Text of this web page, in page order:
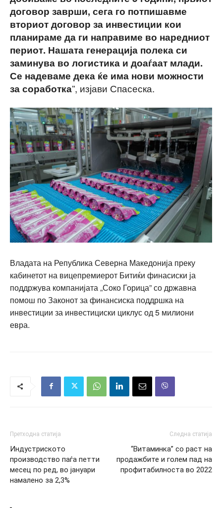
договор заврши, сега го потпишавме
вториот договор за инвестиции кои
планираме да ги направиме во наредниот
периот. Нашата генерација полека си
заминува во логистика и доаѓаат млади.
Се надеваме дека ќе има нови можности
за соработка”, изјави Спасеска.
Владата на Република Северна Македонија преку
кабинетот на вицепремиерот Битиќи финасиски ја
поддржува компанијата „Соко Горица” со државна
помош по Законот за финансиска поддршка на
инвестиции за инвестициски циклус од 5 милиони
евра.
Претходна статија
Индустриското
производство паѓа петти
месец по ред, во јануари
намалено за 2,3%
Следна статија
“Витаминка” со раст на
продажбите и голем пад на
профитабилноста во 2022